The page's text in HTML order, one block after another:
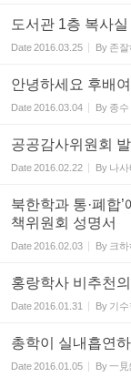
도서관 1층 복사
Date2016.03.25 By 존
안녕하세요 후배
Date2016.03.04 By 종수
공공감사위원회
Date2016.02.22 By 나
북한학과 통·폐합
책위원회 성명서
Date2016.02.03 By 크하
홍랑학사 비추천
Date2016.01.31 By 기수
총학이 실내흡연
Date2016.01.05 By一見